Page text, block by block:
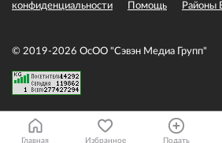
конфиденциальности
Помощь Районы
© 2019-2026 ОсОО "Сэвэн Медиа Групп"
Главная Избранное Подать